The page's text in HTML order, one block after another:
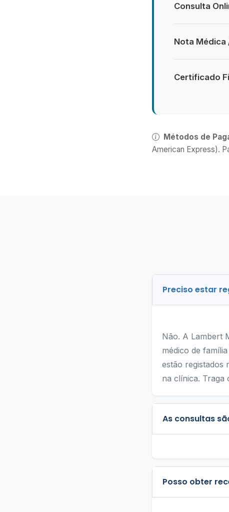
Consulta
Nota
Certificado
Métodos de
American Express).
Preciso estar
Não. A Lambert
médico de
estão registados
na clínica. Traga
As consultas
Posso obter